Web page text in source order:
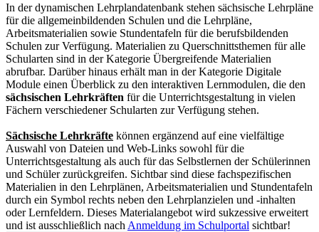
In der dynamischen Lehrplandatenbank stehen sächsische Lehrpläne
für die allgemeinbildenden Schulen und die Lehrpläne,
Arbeitsmaterialien sowie Stundentafeln für die berufsbildenden
Schulen zur Verfügung. Materialien zu Querschnittsthemen für alle
Schularten sind in der Kategorie Übergreifende Materialien
abrufbar. Darüber hinaus erhält man in der Kategorie Digitale
Module einen Überblick zu den interaktiven Lernmodulen, die den
sächsischen Lehrkräften für die Unterrichtsgestaltung in vielen
Fächern verschiedener Schularten zur Verfügung stehen.
Sächsische Lehrkräfte können ergänzend auf eine vielfältige
Auswahl von Dateien und Web-Links sowohl für die
Unterrichtsgestaltung als auch für das Selbstlernen der Schülerinnen
und Schüler zurückgreifen. Sichtbar sind diese fachspezifischen
Materialien in den Lehrplänen, Arbeitsmaterialien und Stundentafeln
durch ein Symbol rechts neben den Lehrplanzielen und -inhalten
oder Lernfeldern. Dieses Materialangebot wird sukzessive erweitert
und ist ausschließlich nach Anmeldung im Schulportal sichtbar!